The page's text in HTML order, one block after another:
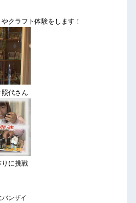
クラフト体験をします！
代さん
に挑戦
バンザイ